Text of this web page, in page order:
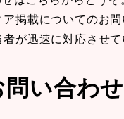
掲載についてのお
が迅速に対応させて
問い合わ